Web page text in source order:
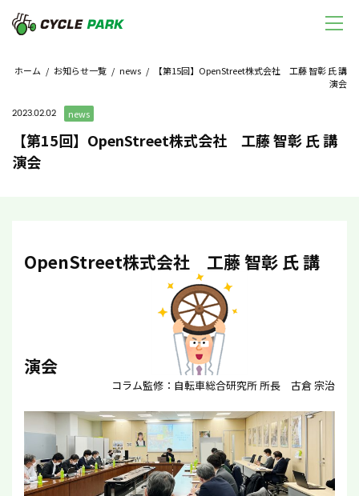
ホーム / お知らせ一覧 / news / 【第15回】OpenStreet株式会社 工藤 智彰 氏 講
演会
2023.02.02 news
【第15回】OpenStreet株式会社 工藤 智彰 氏 講
演会
OpenStreet株式会社 工藤 智彰 氏 講
演会
コラム監修：自転車総合研究所 所長 古倉 宗治